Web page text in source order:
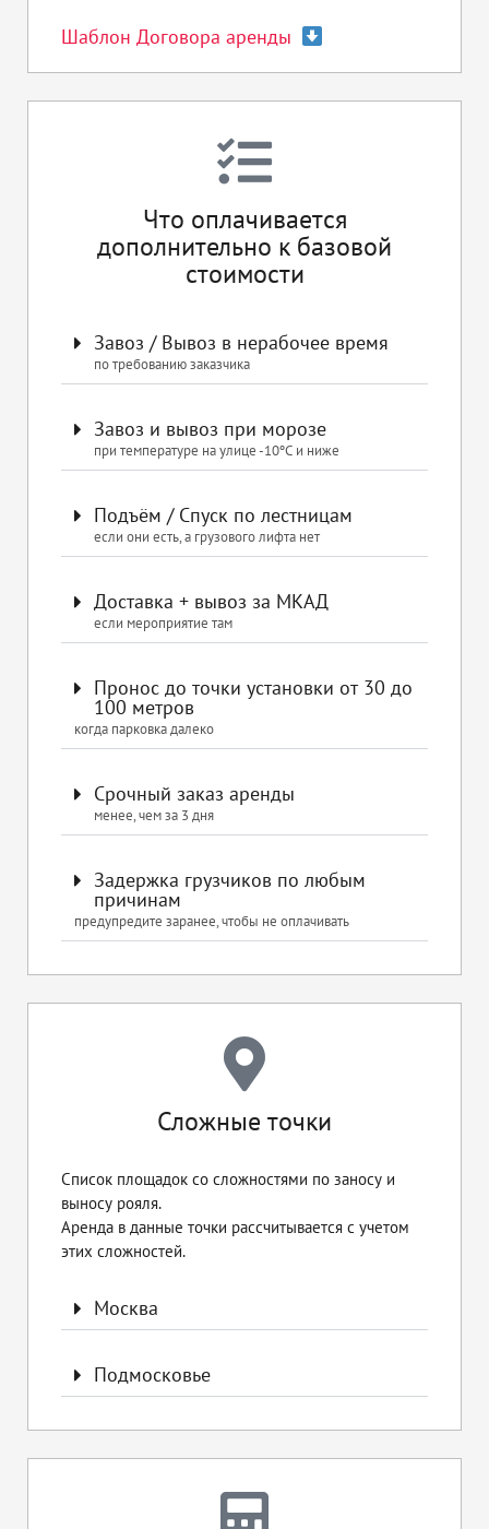
Шаблон Договора аренды
Что оплачивается
дополнительно к базовой
стоимости
Завоз / Вывоз в нерабочее время
по требованию заказчика
Завоз и вывоз при морозе
при температуре на улице -10ºС и ниже
Подъём / Спуск по лестницам
если они есть, а грузового лифта нет
Доставка + вывоз за МКАД
если мероприятие там
Пронос до точки установки от 30 до
100 метров
когда парковка далеко
Срочный заказ аренды
менее, чем за 3 дня
Задержка грузчиков по любым
причинам
предупредите заранее, чтобы не оплачивать
Сложные точки
Список площадок со сложностями по заносу и
выносу рояля.
Аренда в данные точки рассчитывается с учетом
этих сложностей.
Москва
Подмосковье